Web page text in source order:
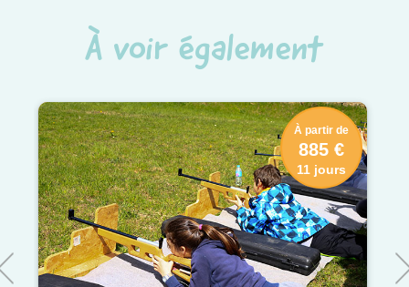
À voir également
À partir de
885 €
11 jours